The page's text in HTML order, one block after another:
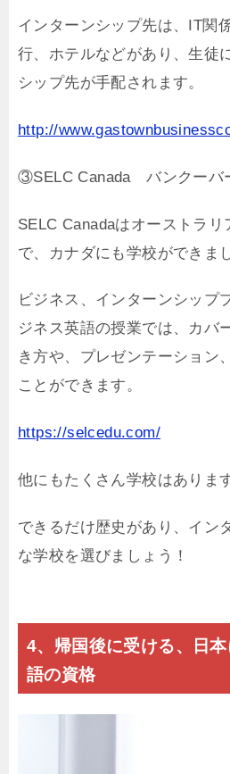
インターンシップ先は、IT関
行、ホテルなどがあり、生徒
シップ先が手配されます。
http://
③SELC Canada バンクーバ
SELC Canadaはオーストラ
で、カナダにも学校ができま
ビジネス、インターンシップ
ジネス英語の授業では、カバ
き方や、プレゼンテーション
ことができます。
https://selcedu.com/
他にもたくさん学校はあります
できるだけ歴史があり、イン
な学校を選びましょう！
4、帰国後に受ける、日
語の資格